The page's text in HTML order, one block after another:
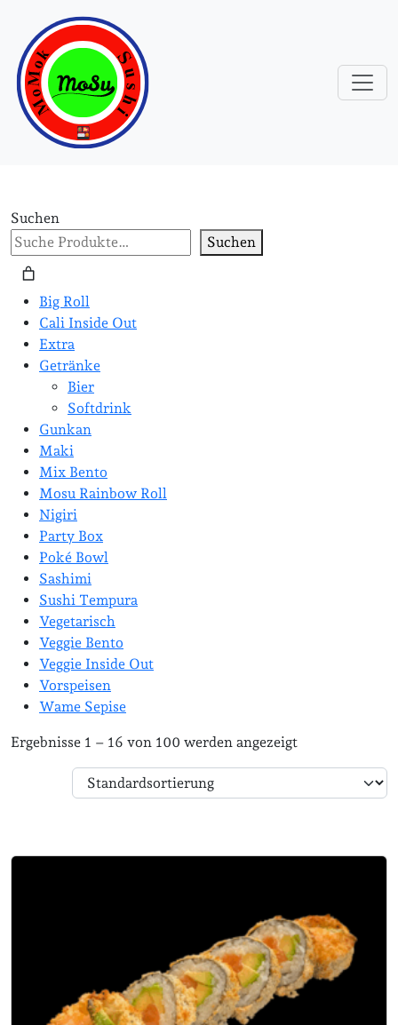
Suchen
Suchen
Big Roll
Cali Inside Out
Extra
Getränke
Bier
Softdrink
Gunkan
Maki
Mix Bento
Mosu Rainbow Roll
Nigiri
Party Box
Poké Bowl
Sashimi
Sushi Tempura
Vegetarisch
Veggie Bento
Veggie Inside Out
Vorspeisen
Wame Sepise
Ergebnisse 1 – 16 von 100 werden angezeigt